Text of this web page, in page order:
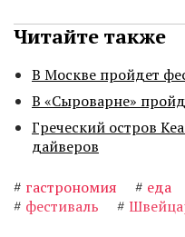
Читайте также
В Москве пройдет
В «Сыроварне»
Греческий остров
дайверов
# гастрономия # еда
# фестиваль #